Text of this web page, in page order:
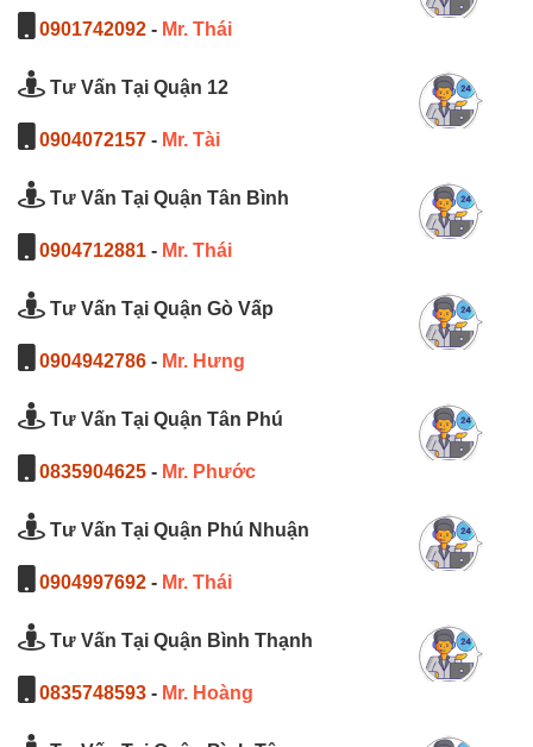
0901742092 - Mr. Thái
Tư Vấn Tại Quận 12
0904072157 - Mr. Tài
Tư Vấn Tại Quận Tân Bình
0904712881 - Mr. Thái
Tư Vấn Tại Quận Gò Vấp
0904942786 - Mr. Hưng
Tư Vấn Tại Quận Tân Phú
0835904625 - Mr. Phước
Tư Vấn Tại Quận Phú Nhuận
0904997692 - Mr. Thái
Tư Vấn Tại Quận Bình Thạnh
0835748593 - Mr. Hoàng